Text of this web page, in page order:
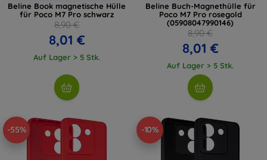
Beline Book magnetische Hülle
für Poco M7 Pro schwarz
8,90 €
8,01 €
Auf Lager > 5 Stk.
Beline Buch-Magnethülle für
Poco M7 Pro rosegold
(05908047990146)
8,90 €
8,01 €
Auf Lager > 5 Stk.
-55% -10%